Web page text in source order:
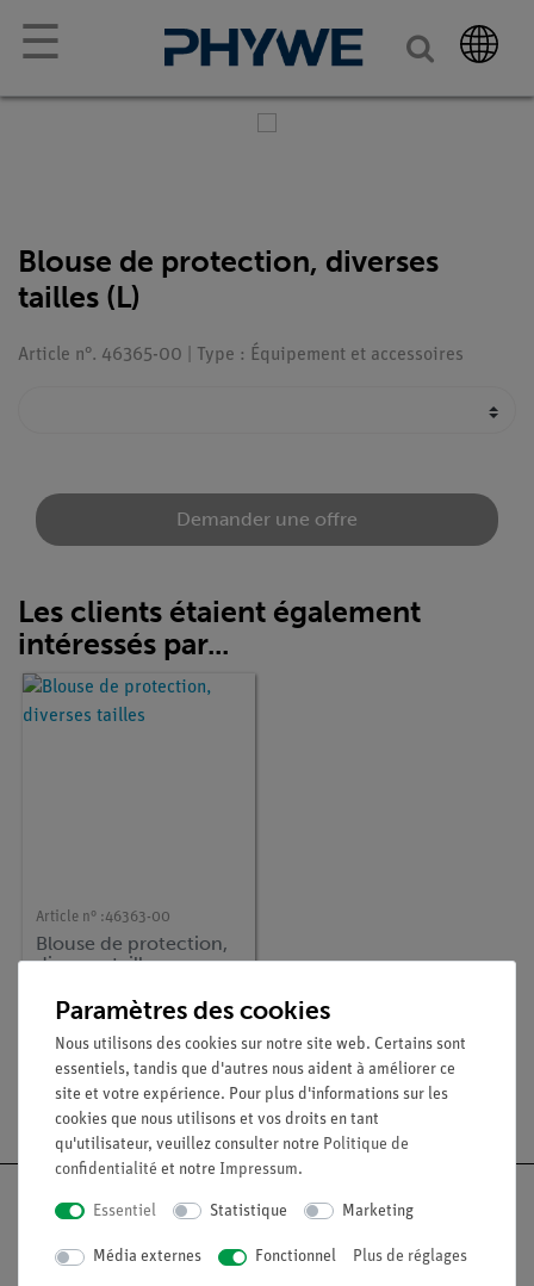
☰
Blouse de protection, diverses
tailles (L)
Article n°. 46365-00 | Type : Équipement et accessoires
Demander une offre
Les clients étaient également
intéressés par...
Article n° :46363-00
Blouse de protection,
diverses tailles
Livraison gratuite à partir de 300,- €.
Paramètres des cookies
Nous utilisons des cookies sur notre site web. Certains sont
essentiels, tandis que d'autres nous aident à améliorer ce
site et votre expérience. Pour plus d'informations sur les
cookies que nous utilisons et vos droits en tant
qu'utilisateur, veuillez consulter notre Politique de
confidentialité et notre Impressum.
Essentiel Statistique Marketing
Média externes Fonctionnel Plus de réglages